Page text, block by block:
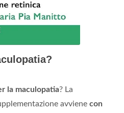
la maculopatia? La
avviene con